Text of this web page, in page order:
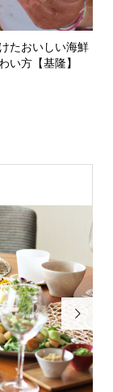
たおいしい海鮮
い方【基隆】
